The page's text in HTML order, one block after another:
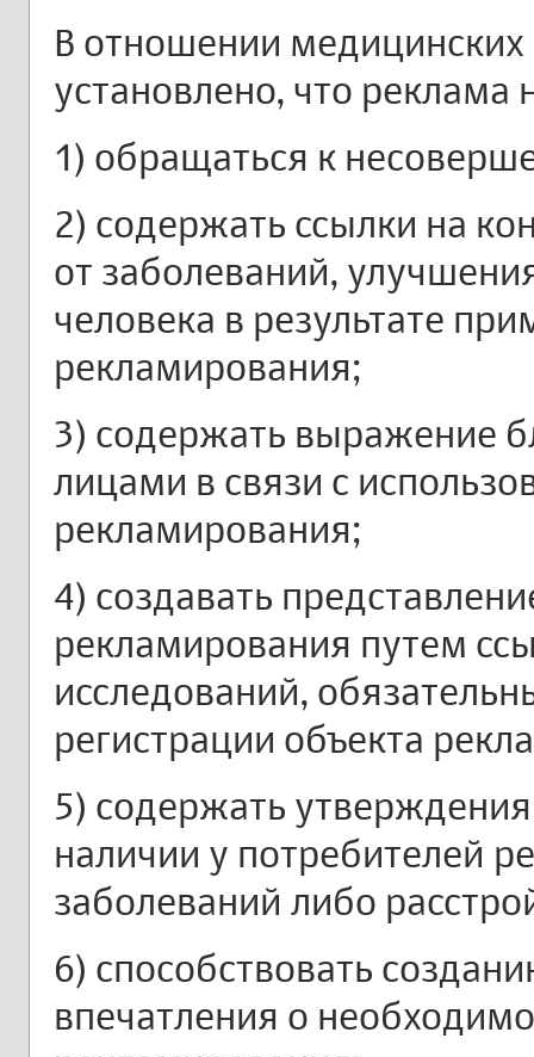
В отношении медицинских
установлено, что реклама
1) обращаться к
2) содержать ссылки на
от заболеваний,
человека в результате
рекламирования;
3) содержать выражение
лицами в связи с
рекламирования;
4) создавать
рекламирования путем
исследований,
регистрации объекта
5) содержать
наличии у потребителей
заболеваний либо
6) способствовать
впечатления о